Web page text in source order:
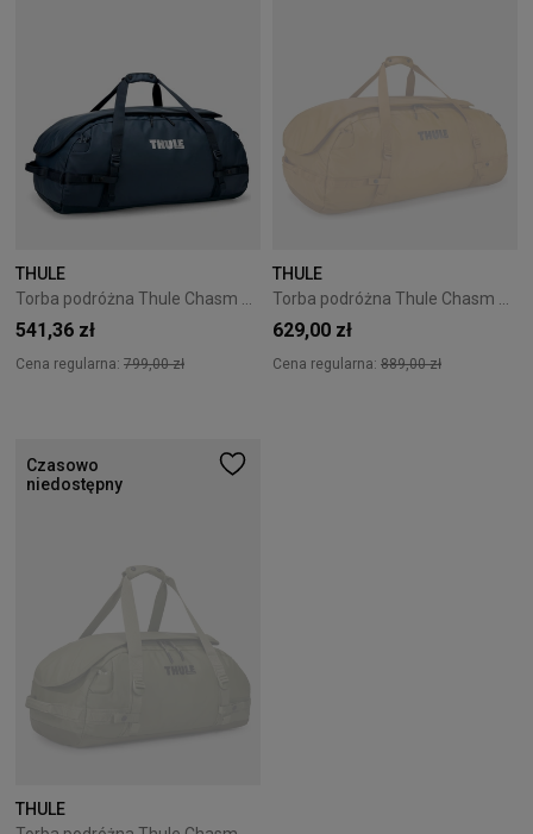
THULE
541,36 zł
Cena regularna: 799,00 zł
THULE
629,00 zł
Cena regularna: 889,00 zł
Czasowo
niedostępny
THULE